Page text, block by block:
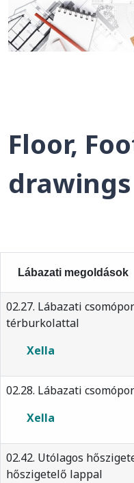
Floor,
drawings
Lábazati megoldások
02.27. Lábazati
térburkolattal
Xella
02.28. Lábazati
Xella
02.42. Utólagos
hőszigetelő lappal